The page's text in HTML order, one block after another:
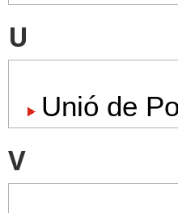
U
Unió de
V